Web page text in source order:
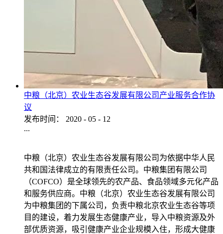
中粮（北京）农业生态谷发展有限公司产业服务合作协
议
发布时间：
2020 - 05 - 12
...
中粮（北京）农业生态谷发展有限公司为依据中华人民
共和国法律成立的有限责任公司。中粮集团有限公司
（COFCO）是全球领先的农产品、食品领域多元化产品
和服务供应商。中粮（北京）农业生态谷发展有限公司
为中粮集团的下属公司，负责中粮北京农业生态谷等项
目的建设，着力发展生态健康产业，导入中粮资源及外
部优质资源，吸引健康产业企业规模入住，形成大健康